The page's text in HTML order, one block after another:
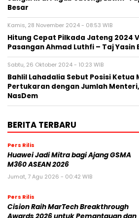
Besar
Kamis, 28 November 2024 - 08:53 WIB
Hitung Cepat Pilkada Jateng 2024
Pasangan Ahmad Luthfi – Taj Yasin
Sabtu, 26 Oktober 2024 - 10:23 WIB
Bahlil Lahadalia Sebut Posisi Ketua
Pertukaran dengan Jumlah
NasDem
BERITA TERBARU
Pers Rilis
Huawei Jadi Mitra bagi Ajang GSMA
M360 ASEAN 2026
Jumat, 7 Agu 2026 - 00:42 WIB
Pers Rilis
Cision Raih MarTech Breakthrough